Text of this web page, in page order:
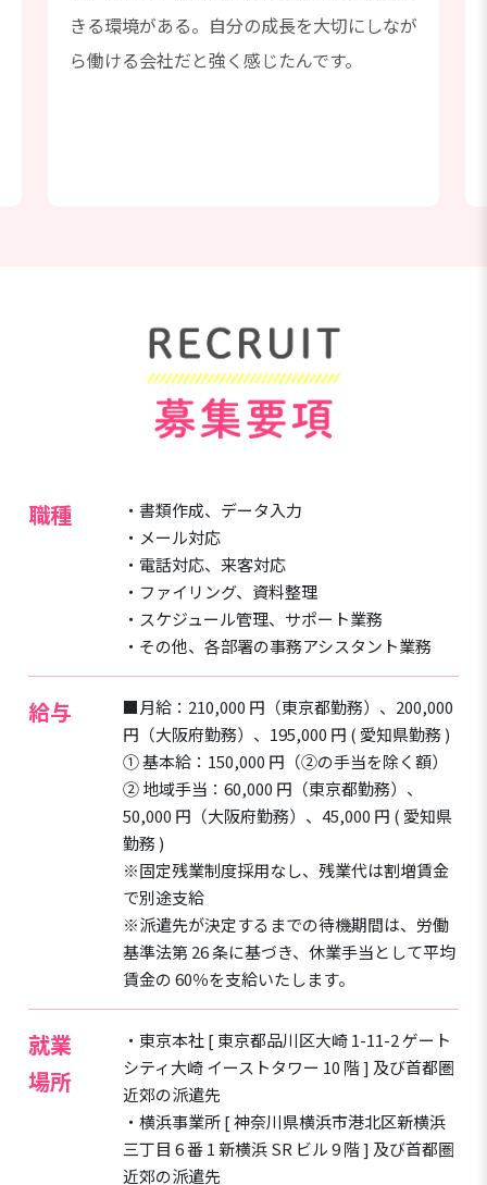
きる環境がある。自分の成長を大切にしなが
ら働ける会社だと強く感じたんです。
職種
・書類作成、データ入力
・メール対応
・電話対応、来客対応
・ファイリング、資料整理
・スケジュール管理、サポート業務
・その他、各部署の事務アシスタント業務
給与
■月給：210,000 円（東京都勤務）、200,000
円（大阪府勤務）、195,000 円 ( 愛知県勤務 )
➀ 基本給：150,000 円（➁の手当を除く額）
➁ 地域手当：60,000 円（東京都勤務）、
50,000 円（大阪府勤務）、45,000 円 ( 愛知県
勤務 )
※固定残業制度採用なし、残業代は割増賃金
で別途支給
※派遣先が決定するまでの待機期間は、労働
基準法第 26 条に基づき、休業手当として平均
賃金の 60％を支給いたします。
就業
場所
・東京本社 [ 東京都品川区大崎 1-11-2 ゲート
シティ大崎 イーストタワー 10 階 ] 及び首都圏
近郊の派遣先
・横浜事業所 [ 神奈川県横浜市港北区新横浜
三丁目 6 番 1 新横浜 SR ビル 9 階 ] 及び首都圏
近郊の派遣先